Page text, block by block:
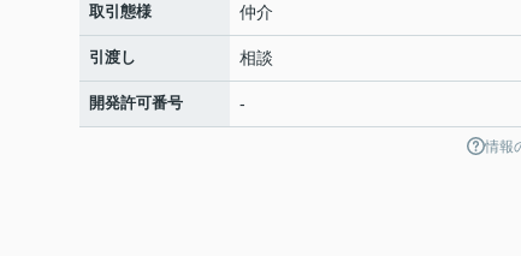
取引態様 仲介
引渡し 相談
開発許可番号 -
情報